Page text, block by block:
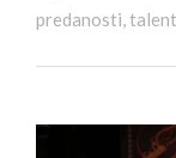
predanosti,